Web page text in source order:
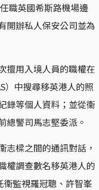
職英國希斯路機場邊
開辦私人保安公司並為
擅用入境人員的職權在
）中搜尋移英港人的照
錄等個人資料；並從衞
總警司馬志堅委派。
志樑之間的通訊對話，
權調查數名移英港人的
衞監視羅冠聰、許智峯